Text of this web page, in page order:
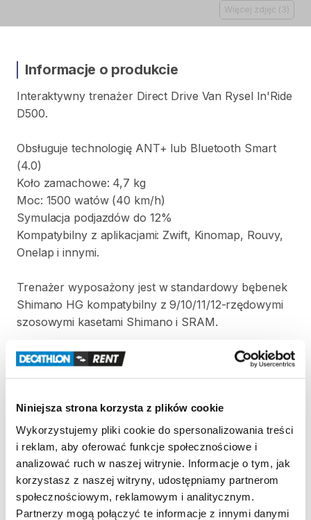
Niniejsza strona korzysta z plików cookie
Wykorzystujemy pliki cookie do spersonalizowania treści
i reklam, aby oferować funkcje społecznościowe i
analizować ruch w naszej witrynie. Informacje o tym, jak
korzystasz z naszej witryny, udostępniamy partnerom
społecznościowym, reklamowym i analitycznym.
Partnerzy mogą połączyć te informacje z innymi danymi
Więcej zdjęć ( 3 )
Informacje o produkcie
Interaktywny trenażer Direct Drive Van Rysel In'Ride
D500.
Obsługuje technologię ANT+ lub Bluetooth Smart
(4.0)
Koło zamachowe: 4​,​7 kg
Moc: 1500 watów (40 km​​/​​h)​
Symulacja podjazdów do 12%
Kompatybilny z aplikacjami: Zwift​​​,​ Kinomap​​,​ Rouvy​​,​
Onelap i innymi.
Trenażer wyposażony jest w standardowy bębenek
Shimano HG kompatybilny z 9​/​10​/​11​/​12-rzędowymi
szosowymi kasetami Shimano i SRAM.
W komplecie z trenażerem:
Strona produktu w sklepie
Zasady wypożyczenia